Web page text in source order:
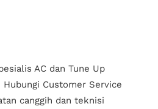
AC dan Tune Up
Hubungi Customer Service
canggih dan teknisi